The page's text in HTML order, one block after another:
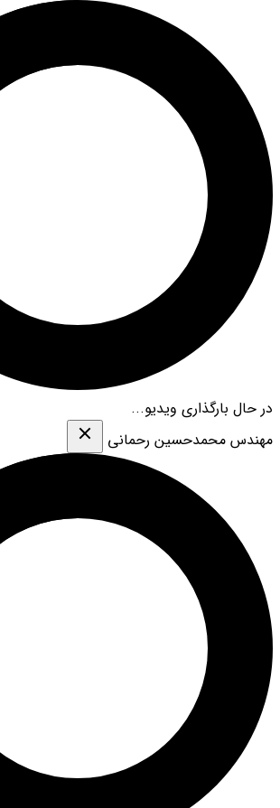
در حال بارگذاری ویدیو...
مهندس محمدحسین رحمانی